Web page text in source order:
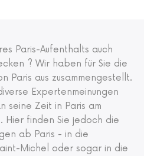
Paris-Aufenthalts auch
? Wir haben für Sie die
Paris aus zusammengestellt.
Expertenmeinungen
seine Zeit in Paris am
Hier finden Sie jedoch die
ab Paris - in die
Michel oder sogar in die